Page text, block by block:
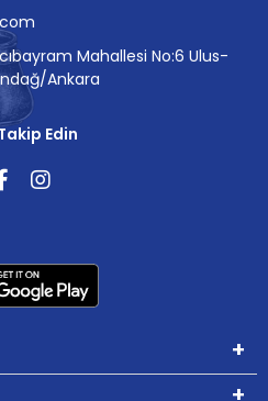
Mahallesi No:6 Ulus-
Ankara
Edin